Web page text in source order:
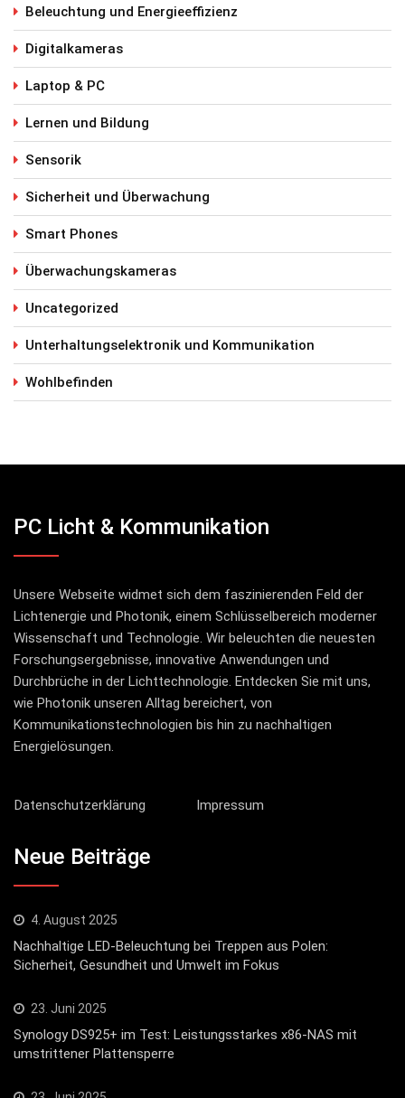
Beleuchtung und Energieeffizienz
Digitalkameras
Laptop & PC
Lernen und Bildung
Sensorik
Sicherheit und Überwachung
Smart Phones
Überwachungskameras
Uncategorized
Unterhaltungselektronik und Kommunikation
Wohlbefinden
PC Licht & Kommunikation
Unsere Webseite widmet sich dem faszinierenden Feld der
Lichtenergie und Photonik, einem Schlüsselbereich moderner
Wissenschaft und Technologie. Wir beleuchten die neuesten
Forschungsergebnisse, innovative Anwendungen und
Durchbrüche in der Lichttechnologie. Entdecken Sie mit uns,
wie Photonik unseren Alltag bereichert, von
Kommunikationstechnologien bis hin zu nachhaltigen
Energielösungen.
Datenschutzerklärung Impressum
Neue Beiträge
4. August 2025
Nachhaltige LED-Beleuchtung bei Treppen aus Polen:
Sicherheit, Gesundheit und Umwelt im Fokus
23. Juni 2025
Synology DS925+ im Test: Leistungsstarkes x86-NAS mit
umstrittener Plattensperre